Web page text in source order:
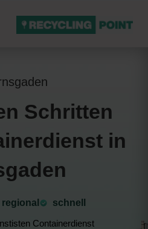
Schritten
in
⁠regional
schnell
Containerdienst